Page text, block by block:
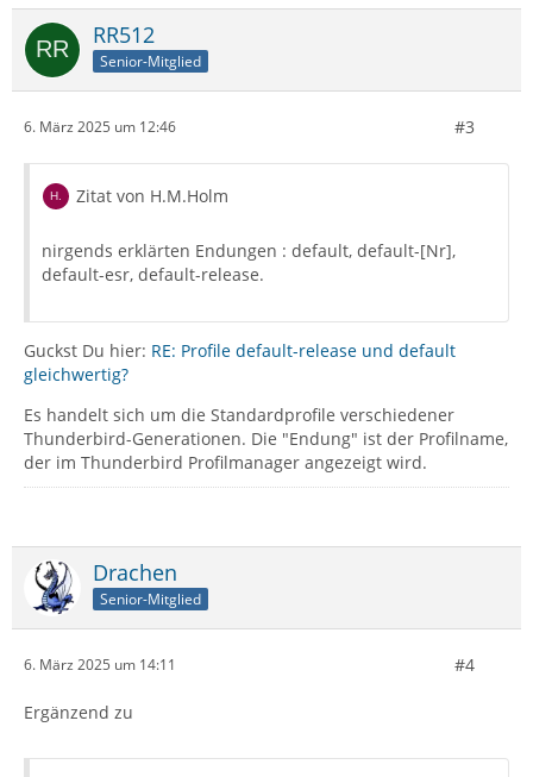
…
RR512
Senior-Mitglied
6. März 2025 um 12:46 #3
Zitat von H.M.Holm
nirgends erklärten Endungen : default, default-[Nr],
default-esr, default-release.
Guckst Du hier: RE: Profile default-release und default
gleichwertig?
Es handelt sich um die Standardprofile verschiedener
Thunderbird-Generationen. Die "Endung" ist der Profilname,
der im Thunderbird Profilmanager angezeigt wird.
Drachen
Senior-Mitglied
6. März 2025 um 14:11 #4
Ergänzend zu